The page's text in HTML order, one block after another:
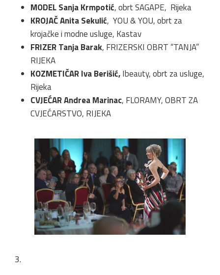
MODEL Sanja Krmpotić, obrt SAGAPE, Rijeka
KROJAČ Anita Sekulić, YOU & YOU, obrt za
krojačke i modne usluge, Kastav
FRIZER Tanja Barak, FRIZERSKI OBRT “TANJA”
RIJEKA
KOZMETIČAR Iva Berišić,Ibeauty, obrt za usluge,
Rijeka
CVJEĆAR Andrea Marinac, FLORAMY, OBRT ZA
CVJEĆARSTVO, RIJEKA
3.